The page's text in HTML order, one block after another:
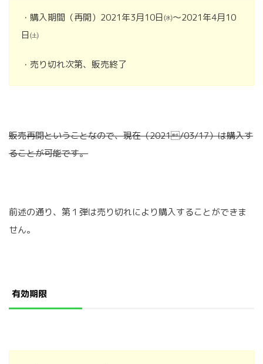
・購入期間（再開）2021年3月10日㈬〜2021年4月10
日㈯
・売り切れ次第、販売終了
販売再開ということなので、現在（2021/03/17）は購入す
ることが可能です。
前述の通り、第１弾は売り切れにより購入することができま
せん。
有効期限